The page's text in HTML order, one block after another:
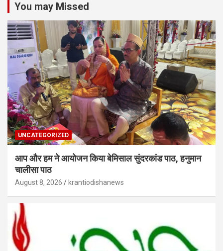
You may Missed
UNCATEGORIZED
आप और हम ने आयोजन किया बेमिसाल सुंदरकांड पाठ, हनुमान
चालीसा पाठ
August 8, 2026 krantiodishanews